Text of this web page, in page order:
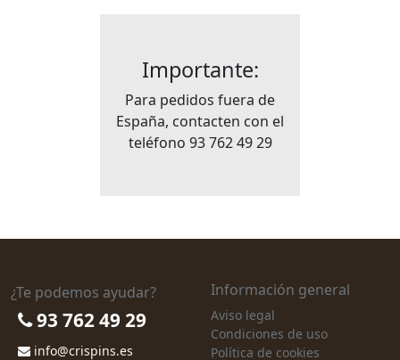
Importante:
Para pedidos fuera de
España, contacten con el
teléfono 93 762 49 29
¿Te podemos ayudar?
93 762 49 29
info@crispins.es
Información general
Aviso legal
Condiciones de uso
Política de cookies